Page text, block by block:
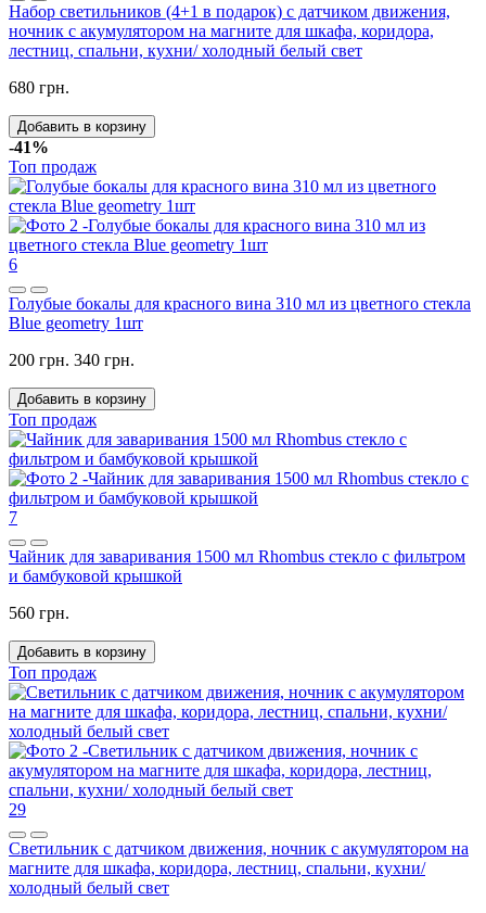
Набор светильников (4+1 в подарок) с датчиком движения,
ночник с акумулятором на магните для шкафа, коридора,
лестниц, спальни, кухни/ холодный белый свет
680 грн.
Добавить в корзину
-41%
Топ продаж
6
Голубые бокалы для красного вина 310 мл из цветного стекла
Blue geometry 1шт
200 грн. 340 грн.
Добавить в корзину
Топ продаж
7
Чайник для заваривания 1500 мл Rhombus стекло с фильтром
и бамбуковой крышкой
560 грн.
Добавить в корзину
Топ продаж
29
Светильник с датчиком движения, ночник с акумулятором на
магните для шкафа, коридора, лестниц, спальни, кухни/
холодный белый свет